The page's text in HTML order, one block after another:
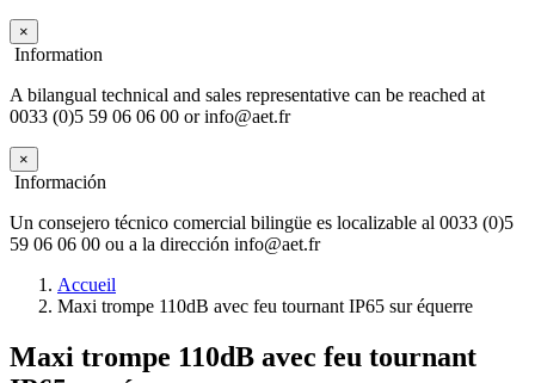
×
Information
A bilangual technical and sales representative can be reached at
0033 (0)5 59 06 06 00 or info@aet.fr
×
Información
Un consejero técnico comercial bilingüe es localizable al 0033 (0)5
59 06 06 00 ou a la dirección info@aet.fr
Accueil
Maxi trompe 110dB avec feu tournant IP65 sur équerre
Maxi trompe 110dB avec feu tournant